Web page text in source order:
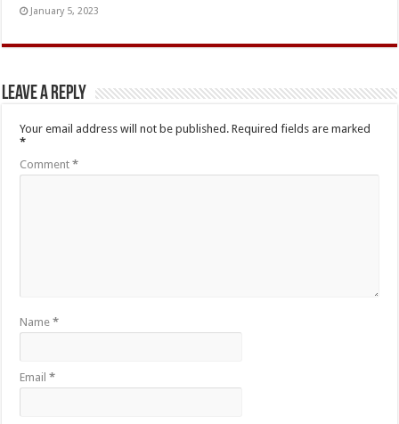
January 5, 2023
Leave a Reply
Your email address will not be published. Required fields are marked
*
Comment*
Name*
Email*